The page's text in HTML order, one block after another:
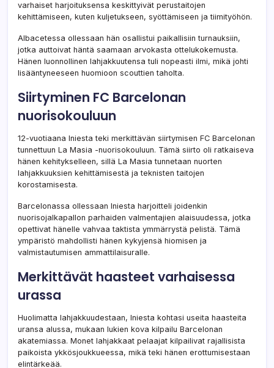
varhaiset harjoituksensa keskittyivät perustaitojen
kehittämiseen, kuten kuljetukseen, syöttämiseen ja tiimityöhön.
Albacetessa ollessaan hän osallistui paikallisiin turnauksiin,
jotka auttoivat häntä saamaan arvokasta ottelukokemusta.
Hänen luonnollinen lahjakkuutensa tuli nopeasti ilmi, mikä johti
lisääntyneeseen huomioon scouttien taholta.
Siirtyminen FC Barcelonan
nuorisokouluun
12-vuotiaana Iniesta teki merkittävän siirtymisen FC Barcelonan
tunnettuun La Masia -nuorisokouluun. Tämä siirto oli ratkaiseva
hänen kehitykselleen, sillä La Masia tunnetaan nuorten
lahjakkuuksien kehittämisestä ja teknisten taitojen
korostamisesta.
Barcelonassa ollessaan Iniesta harjoitteli joidenkin
nuorisojalkapallon parhaiden valmentajien alaisuudessa, jotka
opettivat hänelle vahvaa taktista ymmärrystä pelistä. Tämä
ympäristö mahdollisti hänen kykyjensä hiomisen ja
valmistautumisen ammattilaisuralle.
Merkittävät haasteet varhaisessa
urassa
Huolimatta lahjakkuudestaan, Iniesta kohtasi useita haasteita
uransa alussa, mukaan lukien kova kilpailu Barcelonan
akatemiassa. Monet lahjakkaat pelaajat kilpailivat rajallisista
paikoista ykkösjoukkueessa, mikä teki hänen erottumisestaan
elintärkeää.